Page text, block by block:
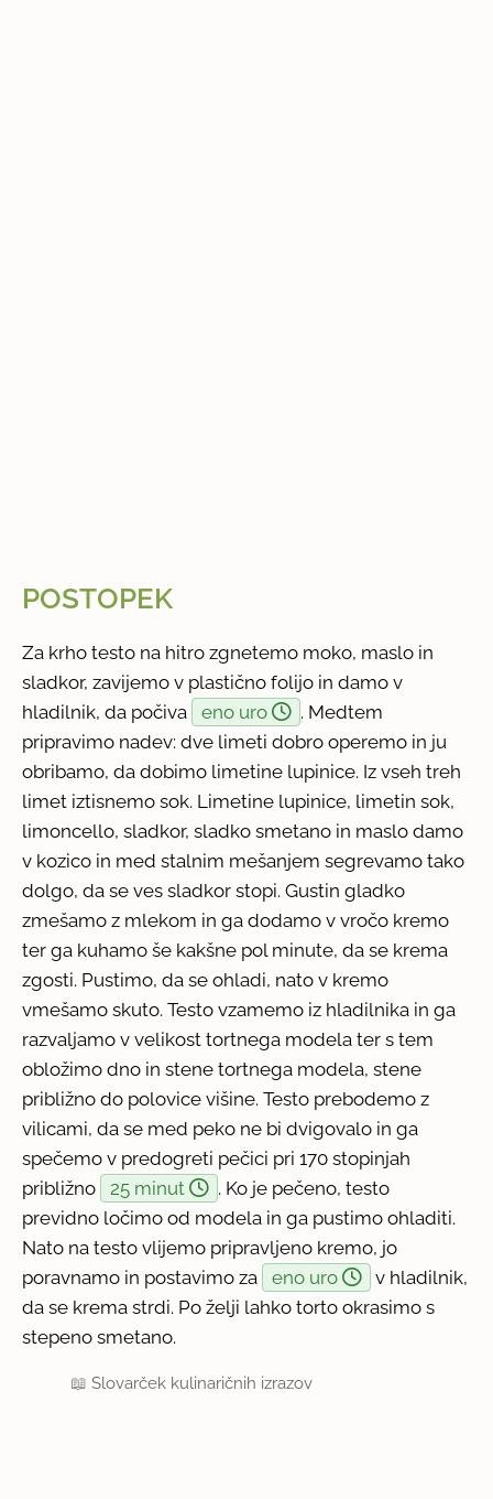
POSTOPEK
Za krho testo na hitro zgnetemo moko, maslo in
sladkor, zavijemo v plastično folijo in damo v
hladilnik, da počiva
eno uro
. Medtem
pripravimo nadev: dve limeti dobro operemo in ju
obribamo, da dobimo limetine lupinice. Iz vseh treh
limet iztisnemo sok. Limetine lupinice, limetin sok,
limoncello, sladkor, sladko smetano in maslo damo
v kozico in med stalnim mešanjem segrevamo tako
dolgo, da se ves sladkor stopi. Gustin gladko
zmešamo z mlekom in ga dodamo v vročo kremo
ter ga kuhamo še kakšne pol minute, da se krema
zgosti. Pustimo, da se ohladi, nato v kremo
vmešamo skuto. Testo vzamemo iz hladilnika in ga
razvaljamo v velikost tortnega modela ter s tem
obložimo dno in stene tortnega modela, stene
približno do polovice višine. Testo prebodemo z
vilicami, da se med peko ne bi dvigovalo in ga
spečemo v predogreti pečici pri 170 stopinjah
približno
25 minut
. Ko je pečeno, testo
previdno ločimo od modela in ga pustimo ohladiti.
Nato na testo vlijemo pripravljeno kremo, jo
poravnamo in postavimo za
eno uro
v hladilnik,
da se krema strdi. Po želji lahko torto okrasimo s
stepeno smetano.
📖Slovarček kulinaričnih izrazov